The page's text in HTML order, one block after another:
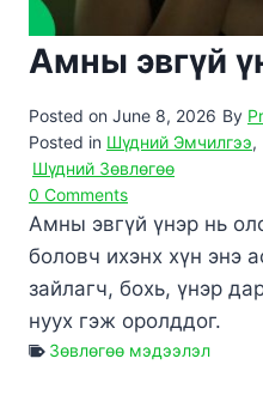
Амны эвгүй
Posted on June 8, 2026 By
Posted in Шүдний Эмчилгээ,
Шүдний Зөвлөгөө
0 Comments
Амны эвгүй үнэр нь
боловч ихэнх хүн энэ
зайлагч, бохь, үнэр
нуух гэж оролддог.
Зөвлөгөө мэдээлэл